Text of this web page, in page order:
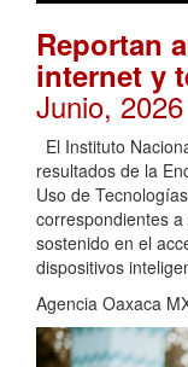
Reportan
internet y
Junio,
El Instituto
resultados de la
Uso de
correspondientes
sostenido en el
dispositivos
Agencia Oaxaca